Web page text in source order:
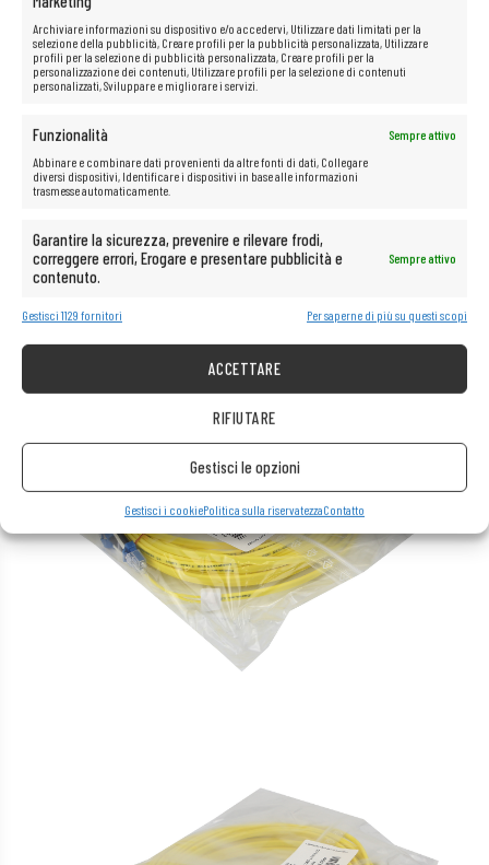
Archiviare informazioni su dispositivo e/o accedervi, Utilizzare dati limitati per la
selezione della pubblicità, Creare profili per la pubblicità personalizzata, Utilizzare
profili per la selezione di pubblicità personalizzata, Creare profili per la
personalizzazione dei contenuti, Utilizzare profili per la selezione di contenuti
personalizzati, Sviluppare e migliorare i servizi.
Funzionalità
Sempre attivo
Abbinare e combinare dati provenienti da altre fonti di dati, Collegare
diversi dispositivi, Identificare i dispositivi in base alle informazioni
trasmesse automaticamente.
Garantire la sicurezza, prevenire e rilevare frodi,
correggere errori, Erogare e presentare pubblicità e
contenuto.
Sempre attivo
Gestisci 1129 fornitori Per saperne di più su questi scopi
ACCETTARE
RIFIUTARE
Gestisci le opzioni
Gestisci i cookiePolitica sulla riservatezzaContatto